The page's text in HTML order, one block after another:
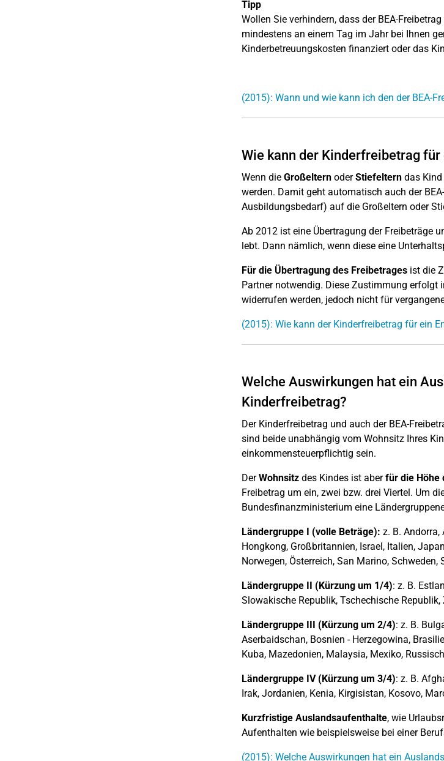
Tipp
Wollen Sie verhindern, dass der BEA-
mindestens an einem Tag im Jahr bei Ihnen
Kinderbetreuungskosten finanziert oder das
(2015): Wann und wie kann ich den der BEA-
Wie kann der Kinderfreibetrag
Wenn die GroßelternoderStiefelterndas Kind
werden. Damit geht automatisch auch der
Ausbildungsbedarf) auf die Großeltern oder
Ab 2012 ist eine Übertragung der Freibeträge
lebt. Dann nämlich, wenn diese eine
Für die Übertragung des Freibetragesist die
Partner notwendig. Diese Zustimmung erfolgt
widerrufen werden, jedoch nicht für
(2015): Wie kann der Kinderfreibetrag für ein
Welche Auswirkungen hat ein
Kinderfreibetrag?
Der Kinderfreibetrag und auch der BEA-
sind beide unabhängig vom Wohnsitz Ihres
einkommensteuerpflichtig sein.
DerWohnsitz des Kindes ist aberfür die Höhe
Freibetrag um ein, zwei bzw. drei Viertel. Um
Bundesfinanzministerium eine
Ländergruppe I (volle Beträge): z. B. Andorra,
Hongkong, Großbritannien, Israel, Italien,
Norwegen, Österreich, San Marino,
Ländergruppe II (Kürzung um 1/4): z. B.
Slowakische Republik, Tschechische Republik,
Ländergruppe III (Kürzung um 2/4): z. B.
Aserbaidschan, Bosnien - Herzegowina,
Kuba, Mazedonien, Malaysia, Mexiko,
Ländergruppe IV (Kürzung um 3/4): z. B.
Irak, Jordanien, Kenia, Kirgisistan, Kosovo,
Kurzfristige Auslandsaufenthalte, wie
Aufenthalten wie beispielsweise bei einer
(2015): Welche Auswirkungen hat ein